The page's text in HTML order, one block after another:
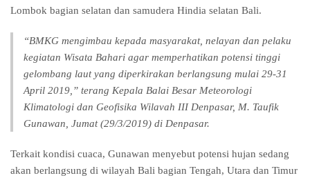
Lombok bagian selatan dan samudera Hindia selatan Bali.
“BMKG mengimbau kepada masyarakat, nelayan dan pelaku
kegiatan Wisata Bahari agar memperhatikan potensi tinggi
gelombang laut yang diperkirakan berlangsung mulai 29-31
April 2019,” terang Kepala Balai Besar Meteorologi
Klimatologi dan Geofisika Wilavah III Denpasar, M. Taufik
Gunawan, Jumat (29/3/2019) di Denpasar.
Terkait kondisi cuaca, Gunawan menyebut potensi hujan sedang
akan berlangsung di wilayah Bali bagian Tengah, Utara dan Timur